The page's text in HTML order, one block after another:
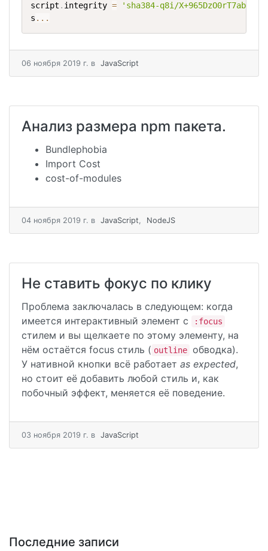
Последние записи
script . integrity =
'sha384-q8i/
s ...
06 ноября 2019 г. в JavaScript
Анализ размера npm пакета.
Bundlephobia
Import Cost
cost-of-modules
04 ноября 2019 г. в JavaScript, NodeJS
Не ставить фокус по клику
Проблема заключалась в следующем: когда
имеется интерактивный элемент с
:focus
стилем и вы щелкаете по этому элементу, на
нём остаётся focus стиль ( outline обводка).
У нативной кнопки всё работает as expected,
но стоит её добавить любой стиль и, как
побочный эффект, меняется её поведение.
03 ноября 2019 г. в JavaScript